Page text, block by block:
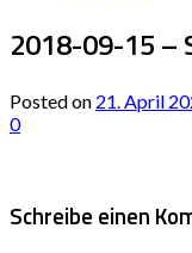
2018-09-15 –
Posted on 21. April
0
Schreibe einen